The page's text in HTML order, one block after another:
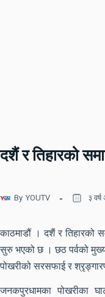
दशैं र तिहारको
By YOUTV ३ वर्ष
काठमाडौं । दशैं र तिहारको
सुरु भएको छ । छठ पर्वको मुख्य
पोखरीको सरसफाई र
जनकपुरधामका पोखरीका